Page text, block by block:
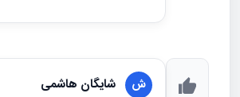
ش شایگان هاشمی